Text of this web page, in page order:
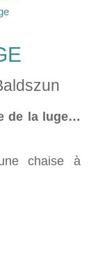
de la luge…
chaise à